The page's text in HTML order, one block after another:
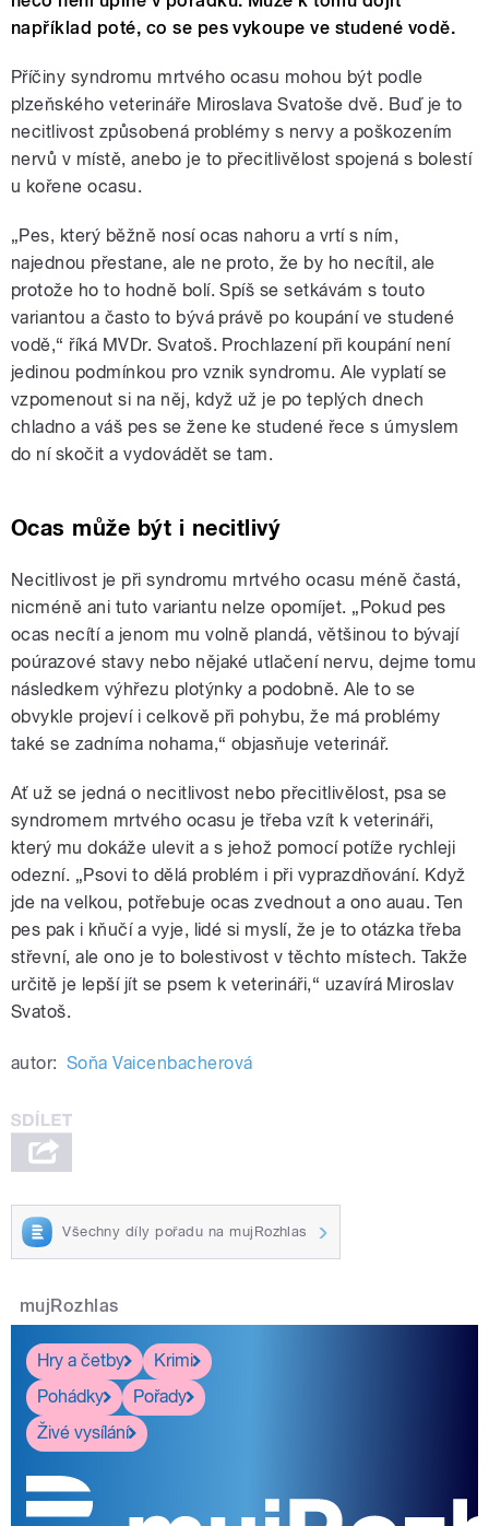
například poté, co se pes vykoupe ve studené vodě.
Příčiny syndromu mrtvého ocasu mohou být podle
plzeňského veterináře Miroslava Svatoše dvě. Buď je to
necitlivost způsobená problémy s nervy a poškozením
nervů v místě, anebo je to přecitlivělost spojená s bolestí
u kořene ocasu.
„Pes, který běžně nosí ocas nahoru a vrtí s ním,
najednou přestane, ale ne proto, že by ho necítil, ale
protože ho to hodně bolí. Spíš se setkávám s touto
variantou a často to bývá právě po koupání ve studené
vodě,“ říká MVDr. Svatoš. Prochlazení při koupání není
jedinou podmínkou pro vznik syndromu. Ale vyplatí se
vzpomenout si na něj, když už je po teplých dnech
chladno a váš pes se žene ke studené řece s úmyslem
do ní skočit a vydovádět se tam.
Ocas může být i necitlivý
Necitlivost je při syndromu mrtvého ocasu méně častá,
nicméně ani tuto variantu nelze opomíjet. „Pokud pes
ocas necítí a jenom mu volně plandá, většinou to bývají
poúrazové stavy nebo nějaké utlačení nervu, dejme tomu
následkem výhřezu plotýnky a podobně. Ale to se
obvykle projeví i celkově při pohybu, že má problémy
také se zadníma nohama,“ objasňuje veterinář.
Ať už se jedná o necitlivost nebo přecitlivělost, psa se
syndromem mrtvého ocasu je třeba vzít k veterináři,
který mu dokáže ulevit a s jehož pomocí potíže rychleji
odezní. „Psovi to dělá problém i při vyprazdňování. Když
jde na velkou, potřebuje ocas zvednout a ono auau. Ten
pes pak i kňučí a vyje, lidé si myslí, že je to otázka třeba
střevní, ale ono je to bolestivost v těchto místech. Takže
určitě je lepší jít se psem k veterináři,“ uzavírá Miroslav
Svatoš.
autor: Soňa Vaicenbacherová
Všechny díly pořadu na mujRozhlas
mujRozhlas
Hry a četby
Krimi
Pohádky
Pořady
Živé vysílání